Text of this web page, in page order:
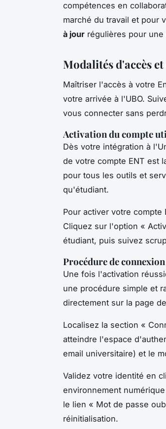
compétences en
marché du travail et pour
à jour régulières pour
Modalités d'accès
Maîtriser l'accès à votre
votre arrivée à l'UBO.
vous connecter sans
Activation du compte
Dès votre intégration à
de votre compte ENT est
pour tous les outils et
qu'étudiant.
Pour activer votre
Cliquez sur l'option «
étudiant, puis suivez
Procédure de
Une fois l'activation
une procédure simple et
directement sur la page
Localisez la section «
atteindre l'espace
email universitaire) et le
Validez votre identité en
environnement
le lien « Mot de passe
réinitialisation.